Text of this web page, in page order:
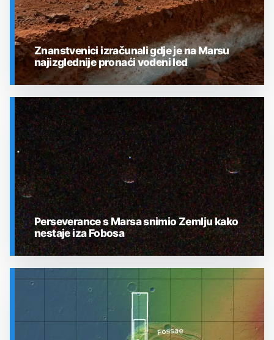
SVEMIR
Znanstvenici izračunali gdje je na Marsu
najizglednije pronaći vodeni led
Perseverance s Marsa snimio Zemlju kako
nestaje iza Fobosa